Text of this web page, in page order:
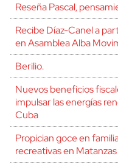
Reseña Pascal,
Recibe Díaz-Canel a
en Asamblea Alba
Berilio.
Nuevos beneficios
impulsar las energías
Cuba
Propician goce en
recreativas en Matanzas